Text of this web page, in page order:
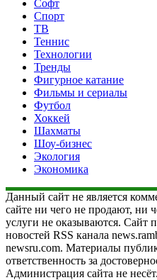
Софт
Спорт
ТВ
Теннис
Технологии
Тренды
Фигурное катание
Фильмы и сериалы
Футбол
Хоккей
Шахматы
Шоу-бизнес
Экология
Экономика
Данный сайт не является
сайте ни чего не продают, ни
услуги не оказываются. Сайт
новостей RSS канала
newsru.com. Материалы
ответственность за
Администрация сайта не несёт.